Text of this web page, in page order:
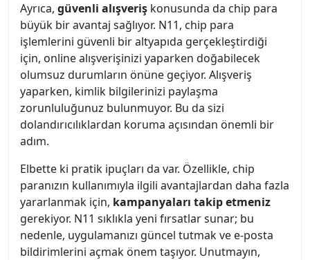
Ayrıca, güvenli alışveriş konusunda da chip para
büyük bir avantaj sağlıyor. N11, chip para
işlemlerini güvenli bir altyapıda gerçekleştirdiği
için, online alışverişinizi yaparken doğabilecek
olumsuz durumların önüne geçiyor. Alışveriş
yaparken, kimlik bilgilerinizi paylaşma
zorunluluğunuz bulunmuyor. Bu da sizi
dolandırıcılıklardan koruma açısından önemli bir
adım.
Elbette ki pratik ipuçları da var. Özellikle, chip
paranızın kullanımıyla ilgili avantajlardan daha fazla
yararlanmak için, kampanyaları takip etmeniz
gerekiyor. N11 sıklıkla yeni fırsatlar sunar; bu
nedenle, uygulamanızı güncel tutmak ve e-posta
bildirimlerini açmak önem taşıyor. Unutmayın,